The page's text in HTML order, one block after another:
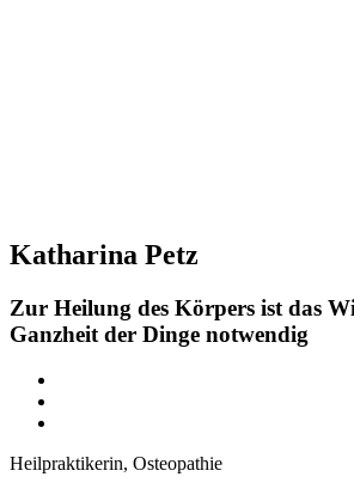
Katharina Petz
Zur Heilung des Körpers ist das
Ganzheit der Dinge notwendig
Heilpraktikerin, Osteopathie